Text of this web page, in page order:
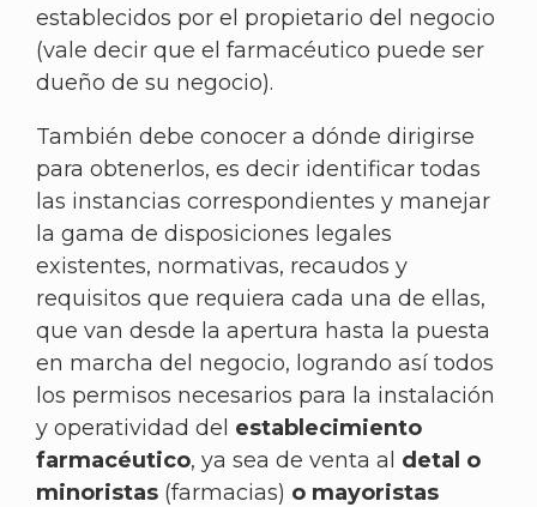
establecidos por el propietario del negocio
(vale decir que el farmacéutico puede ser
dueño de su negocio).
También debe conocer a dónde dirigirse
para obtenerlos, es decir identificar todas
las instancias correspondientes y manejar
la gama de disposiciones legales
existentes, normativas, recaudos y
requisitos que requiera cada una de ellas,
que van desde la apertura hasta la puesta
en marcha del negocio, logrando así todos
los permisos necesarios para la instalación
y operatividad del establecimiento
farmacéutico, ya sea de venta al detal o
minoristas (farmacias) o mayoristas